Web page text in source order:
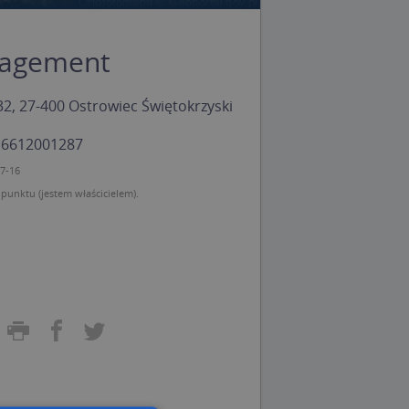
27-400 Ostrowiec Świętokrzyski
16
(jestem właścicielem).